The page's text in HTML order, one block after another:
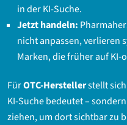
in der KI-Suche.
Jetzt handeln:
nicht anpassen, verlieren
Marken, die früher auf
FürOTC-Herstellerstellt
KI-Suche bedeutet –
ziehen, um dort sichtbar zu